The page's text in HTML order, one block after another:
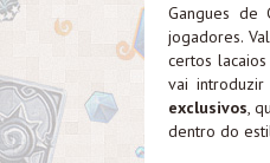
Gangues de
jogadores.
certos
vai introduzir
exclusivos ,
dentro do